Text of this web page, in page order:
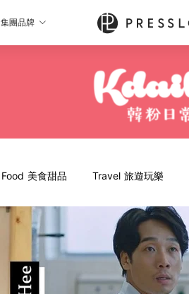
集團品牌
Food 美食甜品 Travel 旅遊玩樂